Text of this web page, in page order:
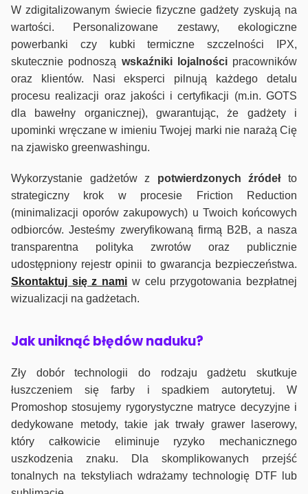
W zdigitalizowanym świecie fizyczne gadżety zyskują na
wartości. Personalizowane zestawy, ekologiczne
powerbanki czy kubki termiczne szczelności IPX,
skutecznie podnoszą wskaźniki lojalnościpracowników
oraz klientów. Nasi eksperci pilnują każdego detalu
procesu realizacji oraz jakości i certyfikacji (m.in. GOTS
dla bawełny organicznej), gwarantując, że gadżety i
upominki wręczane w imieniu Twojej marki nie narażą Cię
na zjawisko greenwashingu.
Wykorzystanie gadżetów z potwierdzonych źródełto
strategiczny krok w procesie Friction Reduction
(minimalizacji oporów zakupowych) u Twoich końcowych
odbiorców. Jesteśmy zweryfikowaną firmą B2B, a nasza
transparentna polityka zwrotów oraz publicznie
udostępniony rejestr opinii to gwarancja bezpieczeństwa.
Skontaktuj się z nami w celu przygotowania bezpłatnej
wizualizacji na gadżetach.
Jak uniknąć błędów naduku?
Zły dobór technologii do rodzaju gadżetu skutkuje
łuszczeniem się farby i spadkiem autorytetuj. W
Promoshop stosujemy rygorystyczne matryce decyzyjne i
dedykowane metody, takie jak trwały grawer laserowy,
który całkowicie eliminuje ryzyko mechanicznego
uszkodzenia znaku. Dla skomplikowanych przejść
tonalnych na tekstyliach wdrażamy technologię DTF lub